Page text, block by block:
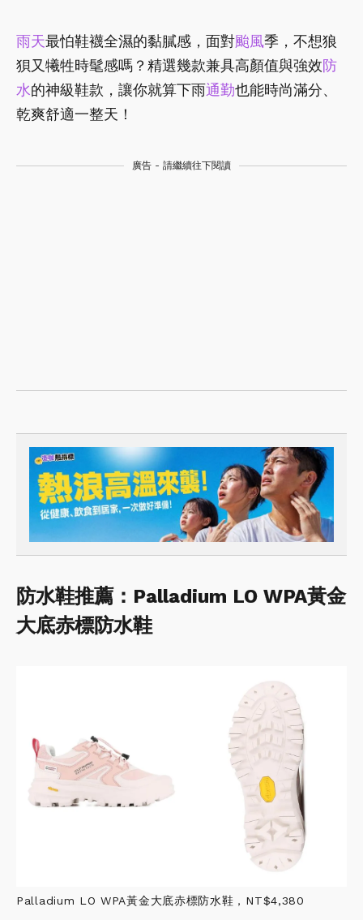
雨天最怕鞋襪全濕的黏膩感，面對颱風季，不想狼
狽又犧牲時髦感嗎？精選幾款兼具高顏值與強效防
水的神級鞋款，讓你就算下雨通勤也能時尚滿分、
乾爽舒適一整天！
廣告 - 請繼續往下閱讀
防水鞋推薦：Palladium LO WPA黃金
大底赤標防水鞋
Palladium LO WPA黃金大底赤標防水鞋，NT$4,380